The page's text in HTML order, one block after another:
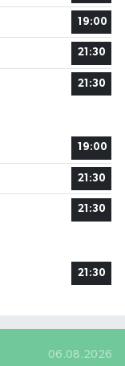
19:00
21:30
21:30
19:00
21:30
21:30
21:30
06.08.2026